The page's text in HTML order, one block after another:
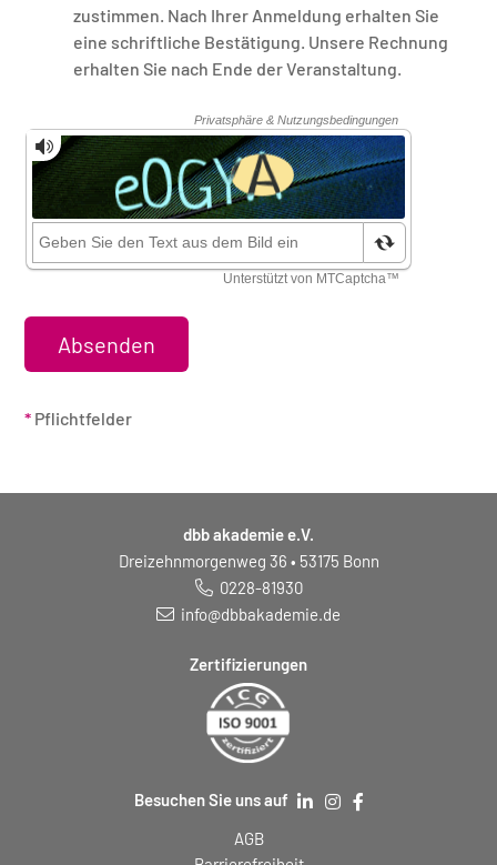
zustimmen. Nach Ihrer Anmeldung erhalten Sie
eine schriftliche Bestätigung. Unsere Rechnung
erhalten Sie nach Ende der Veranstaltung.
Sicherheitsüberprüfung
* Pflichtfelder
dbb akademie e.V.
Dreizehnmorgenweg 36 • 53175 Bonn
0228-81930
info@dbbakademie.de
Zertifizierungen
Besuchen Sie uns auf
AGB